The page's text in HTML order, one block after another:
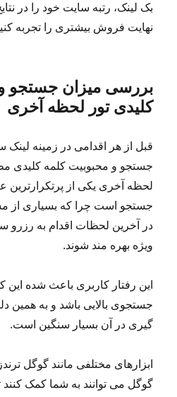
بک لینک، رتبه سایت خود را در
نهایت فروش بیشتری را تجربه
بررسی میزان جستجو
کلیدی تور لحظه آخری
قبل از هر اقدامی در زمینه لینک
جستجو و محبوبیت کلمه کلیدی
لحظه آخری یکی از پرتکرارترین
جستجو است چرا که بسیاری از
در آخرین لحظات اقدام به رزرو
ویژه بهره مند شوند.
این رفتار کاربری باعث شده این
جستجوی بالایی باشد و به همین
گیری در آن بسیار سنگین است.
ابزارهای مختلفی مانند گوگل
گوگل می توانند به شما کمک کنند